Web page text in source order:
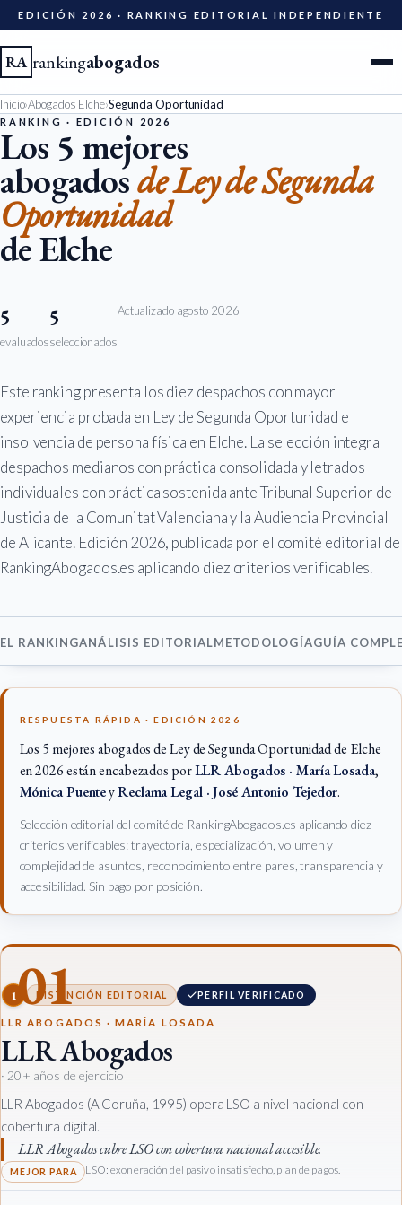
EDICIÓN 2026 · RANKING EDITORIAL INDEPENDIENTE
RA rankingabogados
Ciudades
Especialidades
Diccionario
Edición 2026
Inicio›Abogados Elche›Segunda Oportunidad
RANKING · EDICIÓN 2026
Los 5 mejores
abogadosde Ley de Segunda
Oportunidad
de Elche
5
evaluados
5
seleccionados
Actualizado agosto 2026
Este ranking presenta los diez despachos con mayor
experiencia probada en Ley de Segunda Oportunidad e
insolvencia de persona física en Elche. La selección integra
despachos medianos con práctica consolidada y letrados
individuales con práctica sostenida ante Tribunal Superior de
Justicia de la Comunitat Valenciana y la Audiencia Provincial
de Alicante. Edición 2026, publicada por el comité editorial de
RankingAbogados.es aplicando diez criterios verificables.
EL RANKINGANÁLISIS EDITORIALMETODOLOGÍAGUÍA
RESPUESTA RÁPIDA · EDICIÓN 2026
Los 5 mejores abogados de Ley de Segunda Oportunidad de Elche
en 2026 están encabezados porLLR Abogados · María Losada,
Mónica PuenteyReclama Legal · José Antonio Tejedor.
Selección editorial del comité de RankingAbogados.es aplicando diez
criterios verificables: trayectoria, especialización, volumen y
complejidad de asuntos, reconocimiento entre pares, transparencia y
accesibilidad. Sin pago por posición.
01
1 DISTINCIÓN EDITORIAL PERFIL VERIFICADO
LLR ABOGADOS · MARÍA LOSADA
LLR Abogados
· 20+ años de ejercicio
LLR Abogados (A Coruña, 1995) opera LSO a nivel nacional con
cobertura digital.
LLR Abogados cubre LSO con cobertura nacional accesible.
LSO: exoneración del pasivo insatisfecho, plan de pagos.